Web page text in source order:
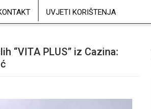
UVJETI KORIŠTENJA
“VITA PLUS” iz Cazina: